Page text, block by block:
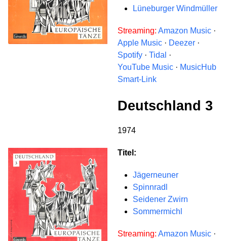
Lüneburger Windmüller
Streaming: Amazon Music ·
Apple Music · Deezer ·
Spotify · Tidal ·
YouTube Music · MusicHub
Smart-Link
Deutschland 3
1974
Titel:
Jägerneuner
Spinnradl
Seidener Zwirn
Sommermichl
Streaming: Amazon Music ·